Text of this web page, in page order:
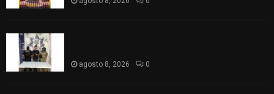
agosto 8, 2026 0